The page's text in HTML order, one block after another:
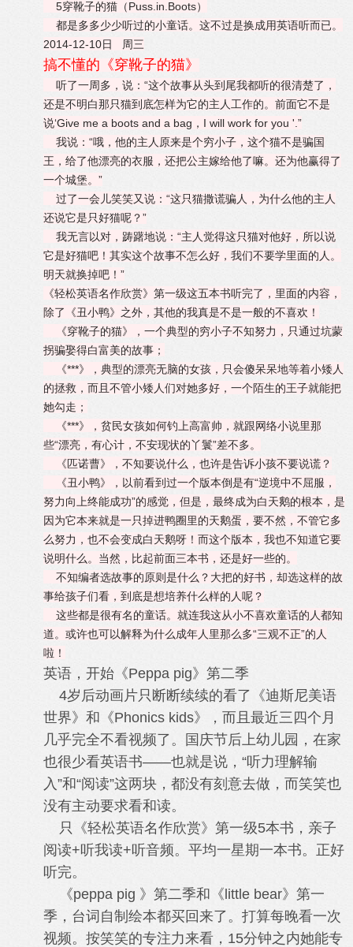
5穿靴子的猫（Puss.in.Boots）
都是多多少少听过的小童话。这不过是换成用英语听而已。
2014-12-10日 周三
搞不懂的《穿靴子的猫》
听了一周多，说：“这个故事从头到尾我都听的很清楚了，
还是不明白那只猫到底怎样为它的主人工作的。前面它不是
说‘Give me a boots and a bag，I will work for you '.”
我说：“哦，他的主人原来是个穷小子，这个猫不是骗国
王，给了他漂亮的衣服，还把公主嫁给他了嘛。还为他赢得了
一个城堡。”
过了一会儿笑笑又说：“这只猫撒谎骗人，为什么他的主人
还说它是只好猫呢？”
我无言以对，踌躇地说：“主人觉得这只猫对他好，所以说
它是好猫吧！其实这个故事不怎么好，我们不要学里面的人。
明天就换掉吧！”
《轻松英语名作欣赏》第一级这五本书听完了，里面的内容，
除了《丑小鸭》之外，其他的我真是不是一般的不喜欢！
《穿靴子的猫》，一个典型的穷小子不知努力，只通过坑蒙
拐骗娶得白富美的故事；
《***》，典型的漂亮无脑的女孩，只会傻呆呆地等着小矮人
的拯救，而且不管小矮人们对她多好，一个陌生的王子就能把
她勾走；
《***》，贫民女孩如何钓上高富帅，就跟网络小说里那
些“漂亮，有心计，不安现状的丫鬟”差不多。
《匹诺曹》，不知要说什么，也许是告诉小孩不要说谎？
《丑小鸭》，以前看到过一个版本倒是有“逆境中不屈服，
努力向上终能成功”的感觉，但是，最终成为白天鹅的根本，是
因为它本来就是一只掉进鸭圈里的天鹅蛋，要不然，不管它多
么努力，也不会变成白天鹅呀！而这个版本，我也不知道它要
说明什么。当然，比起前面三本书，还是好一些的。
不知编者选故事的原则是什么？大把的好书，却选这样的故
事给孩子们看，到底是想培养什么样的人呢？
这些都是很有名的童话。就连我这从小不喜欢童话的人都知
道。或许也可以解释为什么成年人里那么多“三观不正”的人
啦！
英语，开始《Peppa pig》第二季
4岁后动画片只断断续续的看了《迪斯尼美语
世界》和《Phonics kids》，而且最近三四个月
几乎完全不看视频了。国庆节后上幼儿园，在家
也很少看英语书——也就是说，“听力理解输
入”和“阅读”这两块，都没有刻意去做，而笑笑也
没有主动要求看和读。
只《轻松英语名作欣赏》第一级5本书，亲子
阅读+听我读+听音频。平均一星期一本书。正好
听完。
《peppa pig 》第二季和《little bear》第一
季，台词自制绘本都买回来了。打算每晚看一次
视频。按笑笑的专注力来看，15分钟之内她能专